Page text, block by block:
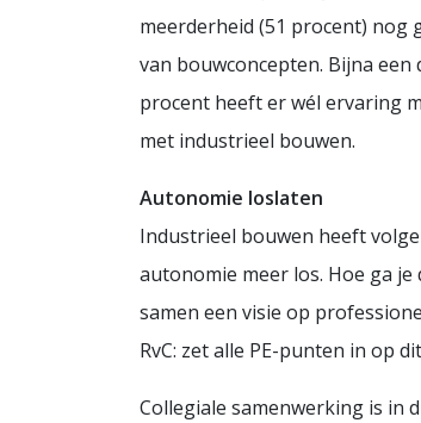
meerderheid (51 procent)
van bouwconcepten. Bijna
procent heeft er wél ervaring
met industrieel bouwen.
Autonomie loslaten
Industrieel bouwen heeft
autonomie meer los. Hoe ga
samen een visie op
RvC: zet alle PE-punten in op
Collegiale samenwerking is in